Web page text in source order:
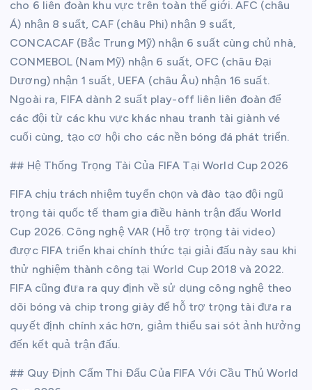
cho 6 liên đoàn khu vực trên toàn thế giới. AFC (châu
Á) nhận 8 suất, CAF (châu Phi) nhận 9 suất,
CONCACAF (Bắc Trung Mỹ) nhận 6 suất cùng chủ nhà,
CONMEBOL (Nam Mỹ) nhận 6 suất, OFC (châu Đại
Dương) nhận 1 suất, UEFA (châu Âu) nhận 16 suất.
Ngoài ra, FIFA dành 2 suất play-off liên liên đoàn để
các đội từ các khu vực khác nhau tranh tài giành vé
cuối cùng, tạo cơ hội cho các nền bóng đá phát triển.
## Hệ Thống Trọng Tài Của FIFA Tại World Cup 2026
FIFA chịu trách nhiệm tuyển chọn và đào tạo đội ngũ
trọng tài quốc tế tham gia điều hành trận đấu World
Cup 2026. Công nghệ VAR (Hỗ trợ trọng tài video)
được FIFA triển khai chính thức tại giải đấu này sau khi
thử nghiệm thành công tại World Cup 2018 và 2022.
FIFA cũng đưa ra quy định về sử dụng công nghệ theo
dõi bóng và chip trong giày để hỗ trợ trọng tài đưa ra
quyết định chính xác hơn, giảm thiểu sai sót ảnh hưởng
đến kết quả trận đấu.
## Quy Định Cấm Thi Đấu Của FIFA Với Cầu Thủ World